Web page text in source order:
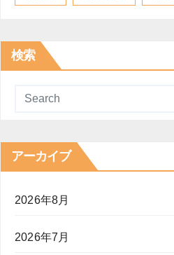
検索
アーカイブ
2026年8月
2026年7月